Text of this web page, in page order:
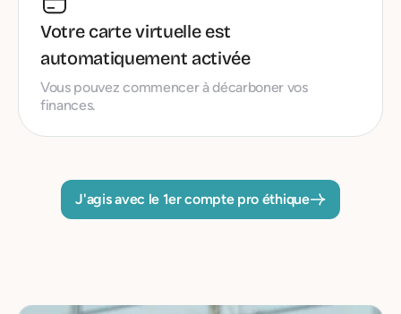
Votre carte virtuelle est
automatiquement activée
Vous pouvez commencer à décarboner vos
finances.
J'agis avec le 1er compte pro éthique